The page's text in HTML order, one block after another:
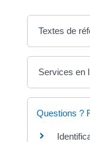
Textes de
Services en
Questions ?